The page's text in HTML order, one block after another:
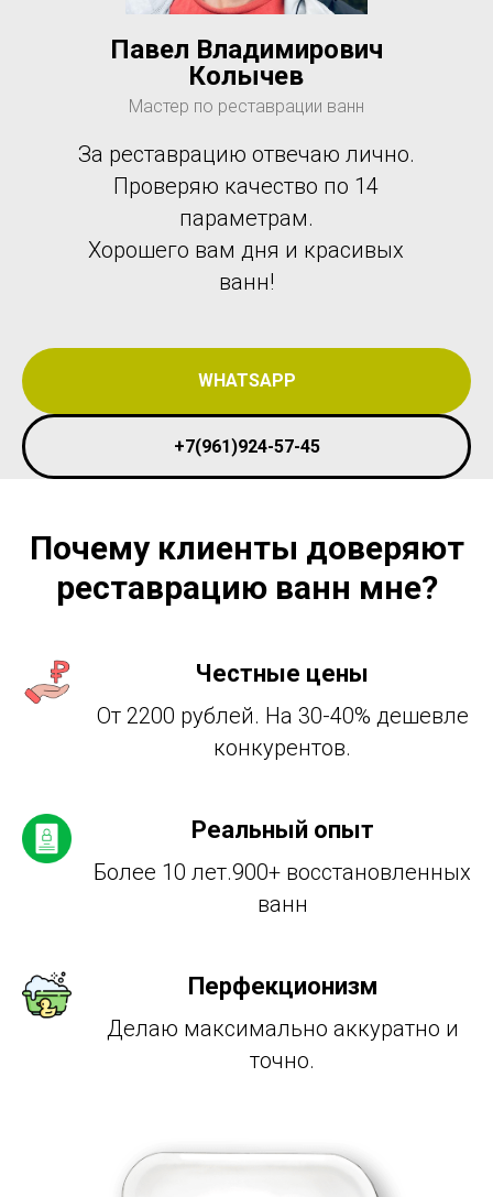
Павел Владимирович
Колычев
Мастер по реставрации ванн
За реставрацию отвечаю лично.
Проверяю качество по 14
параметрам.
Хорошего вам дня и красивых
ванн!
WHATSAPP
+7(961)924-57-45
Почему клиенты доверяют
реставрацию ванн мне?
Честные цены
От 2200 рублей. На 30-40% дешевле
конкурентов.
Реальный опыт
Более 10 лет.900+ восстановленных
ванн
Перфекционизм
Делаю максимально аккуратно и
точно.